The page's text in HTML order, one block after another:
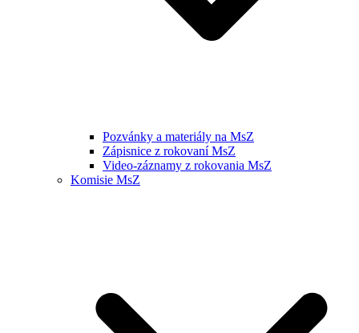
Pozvánky a materiály na MsZ
Zápisnice z rokovaní MsZ
Video-záznamy z rokovania MsZ
Komisie MsZ